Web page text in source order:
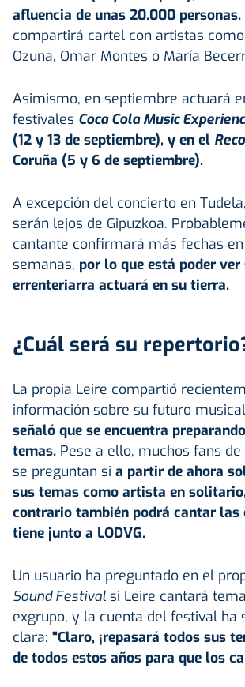
afluencia de unas 20.000 personas.
compartirá cartel con artistas como
Ozuna, Omar Montes o María
Asimismo, en septiembre actuará
festivales Coca Cola Music
(12 y 13 de septiembre), y en el
Coruña (5 y 6 de septiembre).
A excepción del concierto en
serán lejos de Gipuzkoa.
cantante confirmará más fechas
semanas, por lo que está poder ver
errenteriarra actuará en su tierra.
¿Cuál será su
La propia Leire compartió
información sobre su futuro
señaló que se encuentra
temas. Pese a ello, muchos fans
se preguntan si a partir de ahora
sus temas como artista en
contrario también podrá cantar las
tiene junto a LODVG.
Un usuario ha preguntado en el
Sound Festival si Leire cantará
exgrupo, y la cuenta del festival ha
clara: "Claro, ¡repasará todos sus
de todos estos años para que los